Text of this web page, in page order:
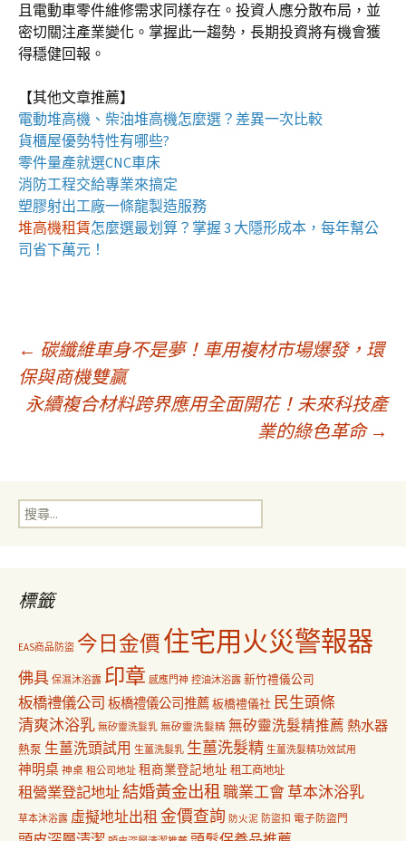
且電動車零件維修需求同樣存在。投資人應分散布局，並
密切關注產業變化。掌握此一趨勢，長期投資將有機會獲
得穩健回報。
【其他文章推薦】
電動堆高機 、柴油堆高機怎麼選？差異一次比較
貨櫃屋優勢特性有哪些?
零件量產就選CNC車床
消防工程交給專業來搞定
塑膠射出工廠一條龍製造服務
堆高機租賃怎麼選最划算？掌握 3 大隱形成本，每年幫公
司省下萬元！
文
章
覽
← 碳纖維車身不是夢！車用複材市場爆發，環
保與商機雙贏
永續複合材料跨界應用全面開花！未來科技產
業的綠色革命 →
搜
尋
標籤
EAS商品防盜 今日金價住宅用火災警報器
佛具 保濕沐浴露 印章 感應門神 控油沐浴露 新竹禮儀公司
板橋禮儀公司 板橋禮儀公司推薦板橋禮儀社 民生頭條
清爽沐浴乳 無矽靈洗髮乳 無矽靈洗髮精 無矽靈洗髮精推薦 熱水器
熱泵 生薑洗頭試用 生薑洗髮乳 生薑洗髮精 生薑洗髮精功效試用
神明桌 神桌 租公司地址 租商業登記地址 租工商地址
租營業登記地址結婚黃金出租職業工會草本沐浴乳
草本沐浴露 虛擬地址出租 金價查詢 防火泥 防盜扣 電子防盜門